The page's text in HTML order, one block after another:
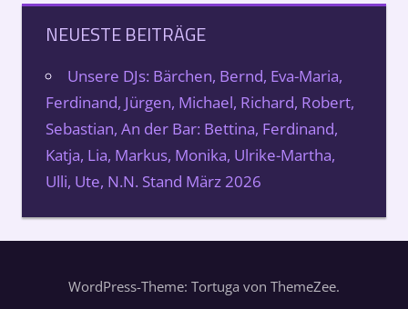
NEUESTE BEITRÄGE
Unsere DJs: Bärchen, Bernd, Eva-Maria,
Ferdinand, Jürgen, Michael, Richard, Robert,
Sebastian, An der Bar: Bettina, Ferdinand,
Katja, Lia, Markus, Monika, Ulrike-Martha,
Ulli, Ute, N.N. Stand März 2026
WordPress-Theme: Tortuga von ThemeZee.